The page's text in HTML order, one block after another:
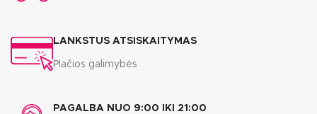
LANKSTUS ATSISKAITYMAS
Plačios galimybės
PAGALBA NUO 9:00 IKI 21:00